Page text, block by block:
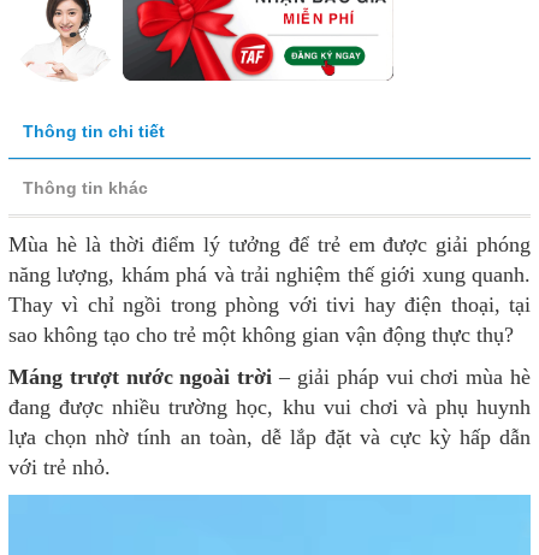
Thông tin chi tiết
Thông tin khác
Mùa hè là thời điểm lý tưởng để trẻ em được giải phóng
năng lượng, khám phá và trải nghiệm thế giới xung quanh.
Thay vì chỉ ngồi trong phòng với tivi hay điện thoại, tại
sao không tạo cho trẻ một không gian vận động thực thụ?
Máng trượt nước ngoài trời – giải pháp vui chơi mùa hè
đang được nhiều trường học, khu vui chơi và phụ huynh
lựa chọn nhờ tính an toàn, dễ lắp đặt và cực kỳ hấp dẫn
với trẻ nhỏ.